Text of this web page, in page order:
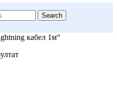
Search
кабел 1м“